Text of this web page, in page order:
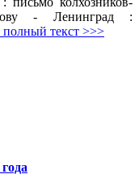
- Ленинград :
полный текст >>>